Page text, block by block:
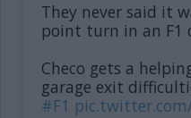
They never said it
point turn in an F1
Checo gets a
garage exit
#F1 pic.twitter.com/